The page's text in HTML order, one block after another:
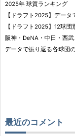
2025年 球質ランキング
【ドラフト2025】デー
【ドラフト2025】12球団
阪神・DeNA・中日・西
データで振り返る各球団
最近のコメント